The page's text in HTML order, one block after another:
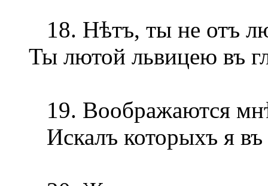
18. Нѣтъ, ты не отъ
Ты лютой львицею въ
19. Воображаются
Искалъ которыхъ я